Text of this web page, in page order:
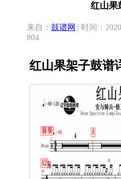
红山果
来自： 鼓谱网 | 时间：
804
红山果架子鼓谱